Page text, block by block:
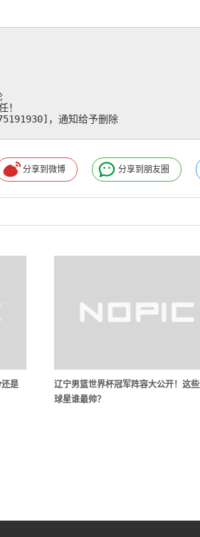
！
，通知给予删除
分享到微博 分享到朋友圈
是
辽宁男篮世界杯冠军阵容大公开！这
球星谁最帅？